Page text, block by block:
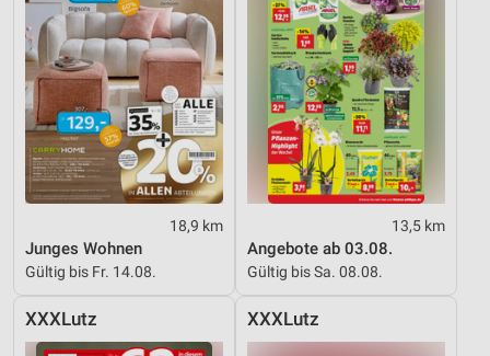
18,9 km
Junges Wohnen
Gültig bis Fr. 14.08.
13,5 km
Angebote ab 03.08.
Gültig bis Sa. 08.08.
XXXLutz XXXLutz